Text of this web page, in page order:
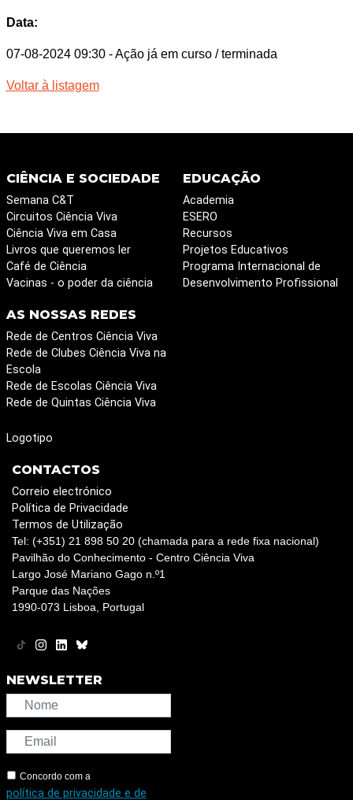
Data:
07-08-2024 09:30 - Ação já em curso / terminada
Voltar à listagem
CIÊNCIA E SOCIEDADE
Semana C&T
Circuitos Ciência Viva
Ciência Viva em Casa
Livros que queremos ler
Café de Ciência
Vacinas - o poder da ciência
EDUCAÇÃO
Academia
ESERO
Recursos
Projetos Educativos
Programa Internacional de
Desenvolvimento Profissional
AS NOSSAS REDES
Rede de Centros Ciência Viva
Rede de Clubes Ciência Viva na
Escola
Rede de Escolas Ciência Viva
Rede de Quintas Ciência Viva
Logotipo
CONTACTOS
Correio electrónico
Política de Privacidade
Termos de Utilização
Tel: (+351) 21 898 50 20 (chamada para a rede fixa nacional)
Pavilhão do Conhecimento - Centro Ciência Viva
Largo José Mariano Gago n.º1
Parque das Nações
1990-073 Lisboa, Portugal
NEWSLETTER
Concordo com a
política de privacidade e de